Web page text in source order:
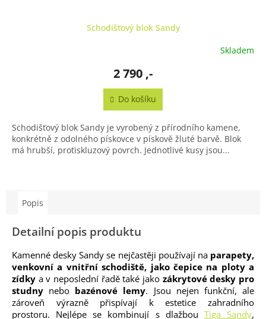
Schodišťový blok Sandy
Skladem
2 790 ,-
Do košíku
Schodišťový blok Sandy je vyrobený z přírodního kamene,
konkrétně z odolného pískovce v pískově žluté barvě. Blok
má hrubší, protiskluzový povrch. Jednotlivé kusy jsou...
Popis
Detailní popis produktu
Kamenné desky Sandy se nejčastěji používají na parapety,
venkovní a vnitřní schodiště, jako čepice na ploty a
zídky a v neposlední řadě také jako zákrytové desky pro
studny nebo bazénové lemy. Jsou nejen funkční, ale
zároveň výrazně přispívají k estetice zahradního
prostoru. Nejlépe se kombinují s dlažbou Tiga Sandy,